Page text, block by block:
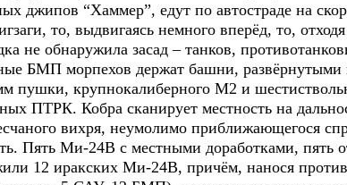
джипов “Хаммер”, едут по автостраде на
то, выдвигаясь немного вперёд, то,
не обнаружила засад – танков,
БМП морпехов держат башни, развёрнутыми
пушки, крупнокалиберного М2 и
ПТРК. Кобра сканирует местность на
вихря, неумолимо приближающегося
Пять Ми-24В с местными доработками, пять
12 иракских Ми-24В, причём, нанося